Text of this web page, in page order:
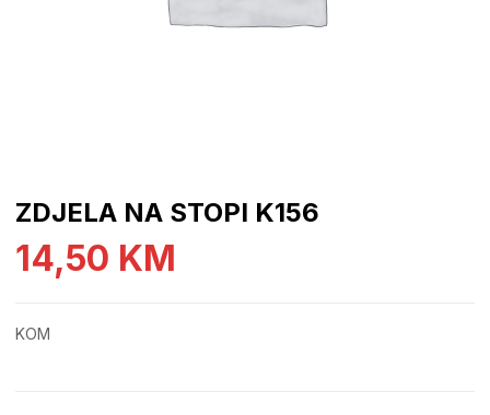
ZDJELA NA STOPI K156
14,50 KM
KOM